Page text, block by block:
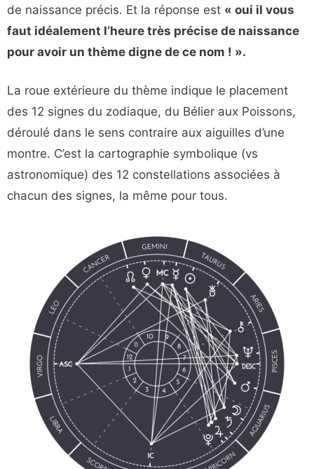
de naissance précis. Et la réponse est « oui il vous
faut idéalement l’heure très précise de naissance
pour avoir un thème digne de ce nom ! ».
La roue extérieure du thème indique le placement
des 12 signes du zodiaque, du Bélier aux Poissons,
déroulé dans le sens contraire aux aiguilles d’une
montre. C’est la cartographie symbolique (vs
astronomique) des 12 constellations associées à
chacun des signes, la même pour tous.